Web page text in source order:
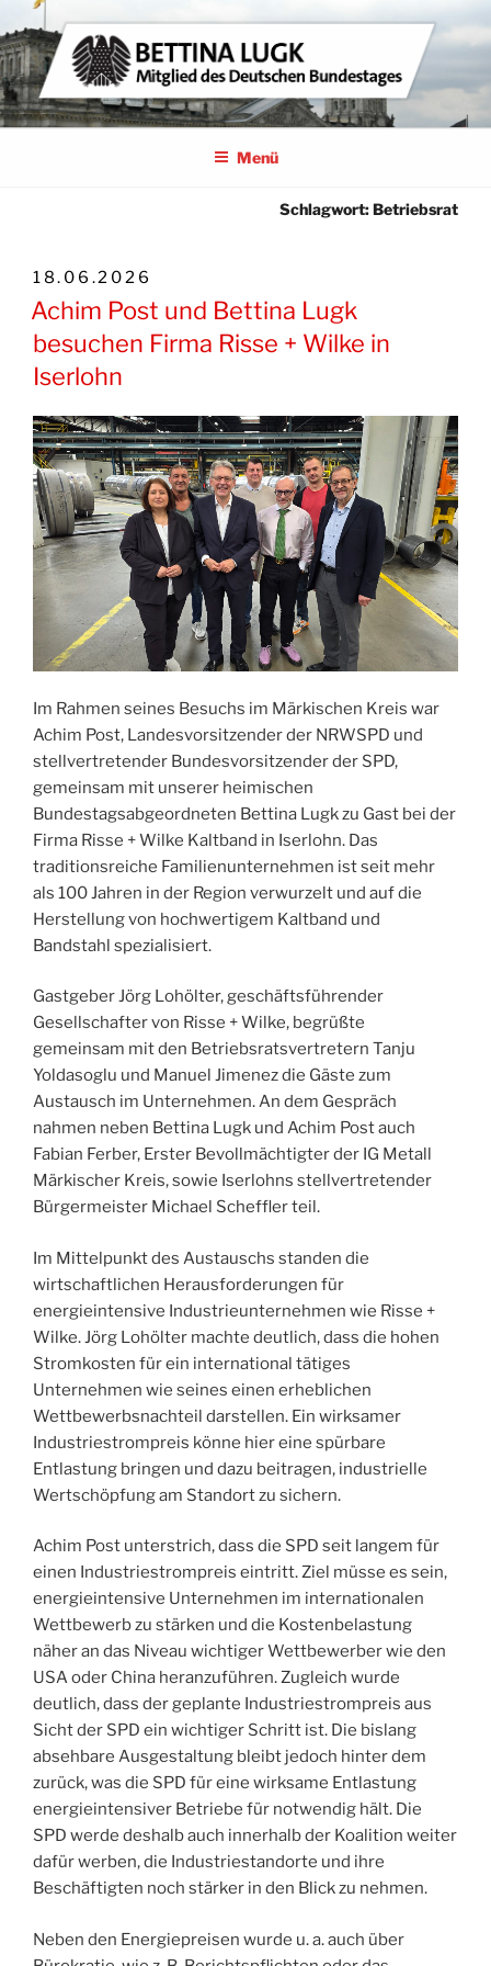
Zum
Inhalt
springen
BETTINA LUGK
MITGLIED DES DEUTSCHEN BUNDESTAGES
Menü
Schlagwort:Betriebsrat
VERÖFFENTLICHT
AM
18.06.2026
Achim Post und Bettina Lugk
besuchen Firma Risse + Wilke in
Iserlohn
Im Rahmen seines Besuchs im Märkischen Kreis war
Achim Post, Landesvorsitzender der NRWSPD und
stellvertretender Bundesvorsitzender der SPD,
gemeinsam mit unserer heimischen
Bundestagsabgeordneten Bettina Lugk zu Gast bei der
Firma Risse + Wilke Kaltband in Iserlohn. Das
traditionsreiche Familienunternehmen ist seit mehr
als 100 Jahren in der Region verwurzelt und auf die
Herstellung von hochwertigem Kaltband und
Bandstahl spezialisiert.
Gastgeber Jörg Lohölter, geschäftsführender
Gesellschafter von Risse + Wilke, begrüßte
gemeinsam mit den Betriebsratsvertretern Tanju
Yoldasoglu und Manuel Jimenez die Gäste zum
Austausch im Unternehmen. An dem Gespräch
nahmen neben Bettina Lugk und Achim Post auch
Fabian Ferber, Erster Bevollmächtigter der IG Metall
Märkischer Kreis, sowie Iserlohns stellvertretender
Bürgermeister Michael Scheffler teil.
Im Mittelpunkt des Austauschs standen die
wirtschaftlichen Herausforderungen für
energieintensive Industrieunternehmen wie Risse +
Wilke. Jörg Lohölter machte deutlich, dass die hohen
Stromkosten für ein international tätiges
Unternehmen wie seines einen erheblichen
Wettbewerbsnachteil darstellen. Ein wirksamer
Industriestrompreis könne hier eine spürbare
Entlastung bringen und dazu beitragen, industrielle
Wertschöpfung am Standort zu sichern.
Achim Post unterstrich, dass die SPD seit langem für
einen Industriestrompreis eintritt. Ziel müsse es sein,
energieintensive Unternehmen im internationalen
Wettbewerb zu stärken und die Kostenbelastung
näher an das Niveau wichtiger Wettbewerber wie den
USA oder China heranzuführen. Zugleich wurde
deutlich, dass der geplante Industriestrompreis aus
Sicht der SPD ein wichtiger Schritt ist. Die bislang
absehbare Ausgestaltung bleibt jedoch hinter dem
zurück, was die SPD für eine wirksame Entlastung
energieintensiver Betriebe für notwendig hält. Die
SPD werde deshalb auch innerhalb der Koalition weiter
dafür werben, die Industriestandorte und ihre
Beschäftigten noch stärker in den Blick zu nehmen.
Neben den Energiepreisen wurde u. a. auch über